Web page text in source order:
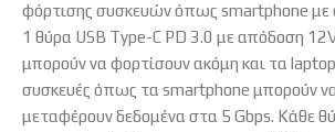
φόρτισης συσκευών όπως smartphone με
1 θύρα USB Type-C PD 3.0 με απόδοση
μπορούν να φορτίσουν ακόμη και τα
συσκευές όπως τα smartphone μπορούν
μεταφέρουν δεδομένα στα 5 Gbps. Κάθε